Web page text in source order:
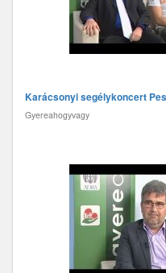
Karácsonyi segélykoncert
Gyereahogyvagy